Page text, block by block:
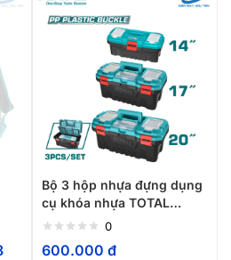
mật khẩu?
Bộ 3 hộp nhựa đựng dụng
cụ khóa nhựa TOTAL
TPBXK0031
0
600.000 đ